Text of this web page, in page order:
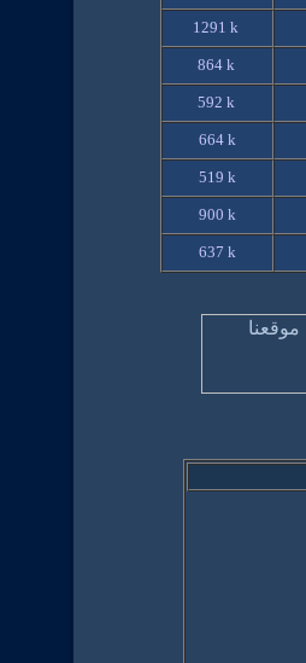
1291 k
864 k
592 k
664 k
519 k
900 k
637 k